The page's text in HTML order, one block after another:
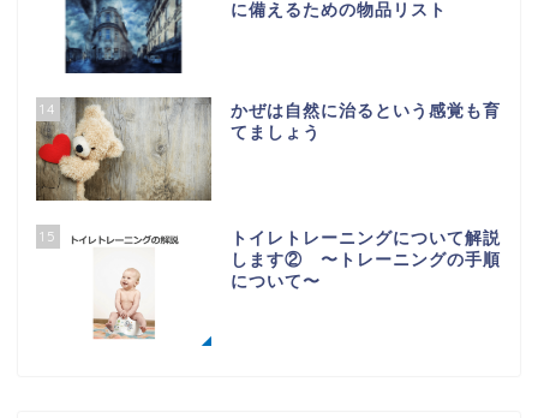
に備えるための物品リスト
14
かぜは自然に治るという感覚も育
てましょう
15
トイレトレーニングについて解説
します② 〜トレーニングの手順
について〜